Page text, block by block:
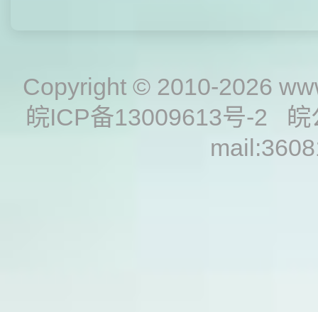
Copyright © 2010-2026
皖ICP备13009613号-2
皖